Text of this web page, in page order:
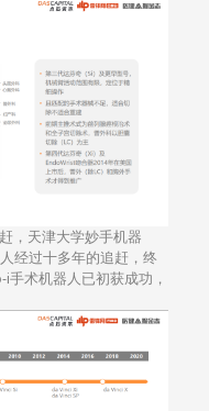
，天津大学妙手机器
经过十多年的追赶，终
手术机器人已初获成功，